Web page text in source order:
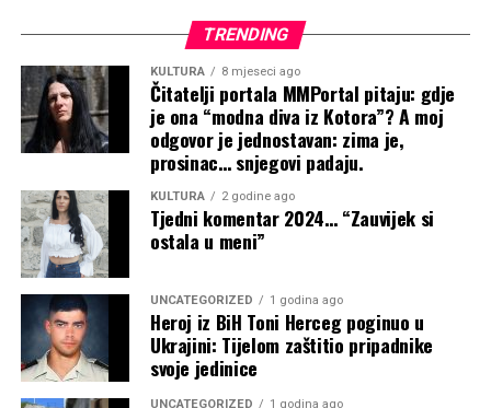
Najnovije objave
Poskok joj ušao u kuhinju dok je bila
sama s dvoje male djece, vatrogasci je
odbili: “Mi ne radimo sa zmijama!”
4 kolovoza, 2026
Zahvalnica Vladi HNŽ-a na potpori
održavanju športsko-edukacijskoga
kampa ”Izlazi vani”
Oštra osuda predsjednice Buhač nakon
skrnavljenja crkvenoga prostora i
vjerskoga znamenja u Međugorju
TRENDING
KULTURA 8 mjeseci ago
Čitatelji portala MMPortal pitaju: gdje
je ona “modna diva iz Kotora”? A moj
odgovor je jednostavan: zima je,
prosinac… snjegovi padaju.
KULTURA 2 godine ago
Tjedni komentar 2024… “Zauvijek si
ostala u meni”
UNCATEGORIZED 1 godina ago
Heroj iz BiH Toni Herceg poginuo u
Ukrajini: Tijelom zaštitio pripadnike
svoje jedinice
UNCATEGORIZED 1 godina ago